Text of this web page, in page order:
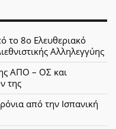
το 8ο Ελευθεριακό
Αλληλεγγύης
ΑΠΟ – ΟΣ και
της
από την Ισπανική